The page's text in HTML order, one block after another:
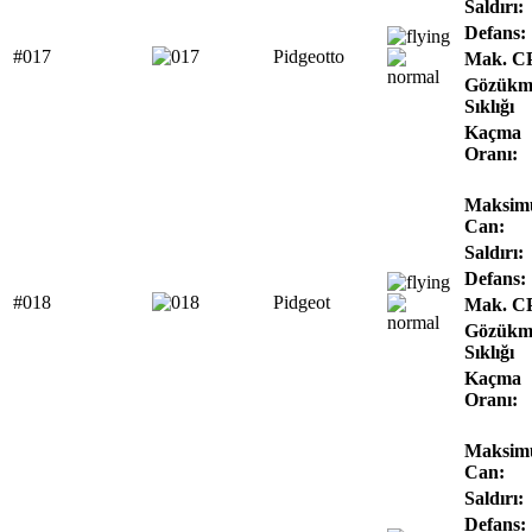
#017 Pidgeotto
Saldırı:
Defans:
Mak.
Sıklığı
Kaçma
Oranı:
#018 Pidgeot
Can:
Saldırı:
Defans:
Mak.
Sıklığı
Kaçma
Oranı:
Can:
Saldırı:
Defans: